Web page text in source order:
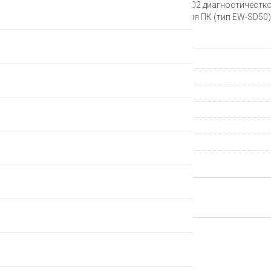
Устройство Shimano SM-PCE02
шт. соединительный кабель для ПК (тип EW-
Страна происхождения
Производитель
Гарантия
ВЕРНУТЬСЯ НАЗАД